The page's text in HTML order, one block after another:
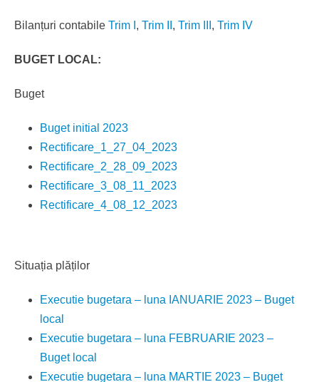
Bilanțuri contabile Trim I , Trim II , Trim III , Trim IV
BUGET LOCAL:
Buget
Buget initial 2023
Rectificare_1_27_04_2023
Rectificare_2_28_09_2023
Rectificare_3_08_11_2023
Rectificare_4_08_12_2023
Situația plăților
Executie bugetara – luna IANUARIE 2023 – Buget
local
Executie bugetara – luna FEBRUARIE 2023 –
Buget local
Executie bugetara – luna MARTIE 2023 – Buget